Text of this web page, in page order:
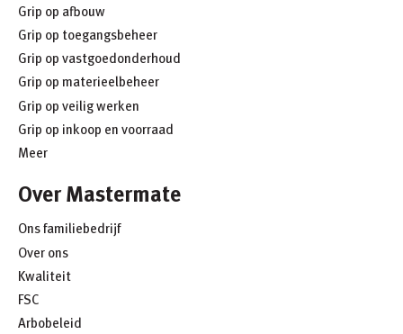
Grip op afbouw
Grip op toegangsbeheer
Grip op vastgoedonderhoud
Grip op materieelbeheer
Grip op veilig werken
Grip op inkoop en voorraad
Meer
Over Mastermate
Ons familiebedrijf
Over ons
Kwaliteit
FSC
Arbobeleid